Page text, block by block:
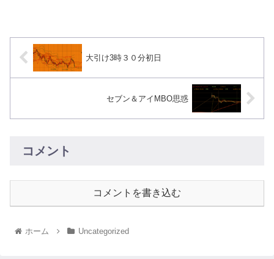
大引け3時３０分初日
セブン＆アイMBO思惑
コメント
コメントを書き込む
ホーム Uncategorized